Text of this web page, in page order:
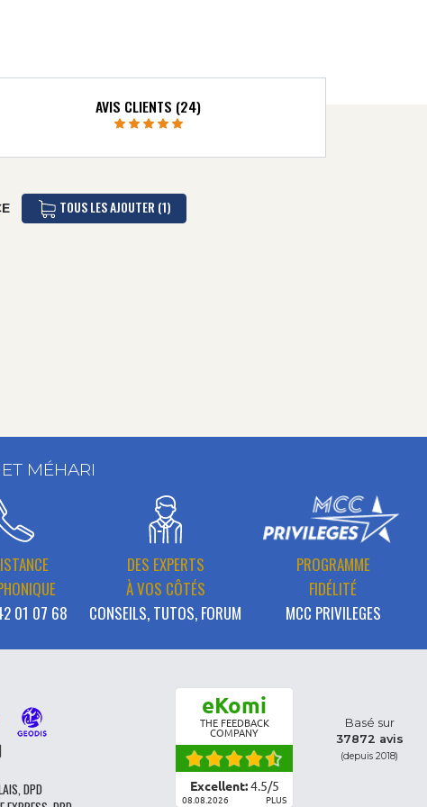
AVIS CLIENTS (24)
TOUS LES AJOUTER (1)
MÉHARI
01 07 68
DES EXPERTS
À VOS CÔTÉS
CONSEILS, TUTOS, FORUM
PROGRAMME
FIDÉLITÉ
MCC PRIVILEGES
DPD
eKomi
THE FEEDBACK
COMPANY
Excellent:4.5/5
08.08.2026 PLUS
Basé sur
37872 avis
(depuis 2018)